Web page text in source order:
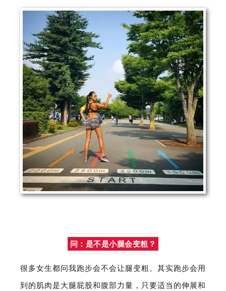
问：是不是小腿会变粗？
很多女生都问我跑步会不会让腿变粗。其实跑步会用
到的肌肉是大腿屁股和腹部力量，只要适当的伸展和